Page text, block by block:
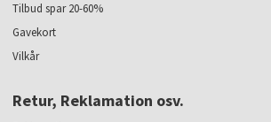
Tilbud spar 20-60%
Gavekort
Vilkår
Retur, Reklamation osv.